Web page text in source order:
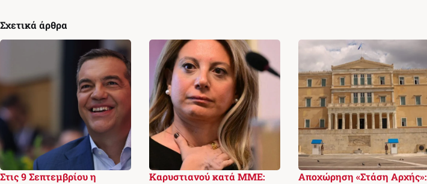
Σχετικά άρθρα
Στις 9 Σεπτεμβρίου η
Καρυστιανού κατά ΜΜΕ:
Αποχώρηση «Στάση Αρχής»: